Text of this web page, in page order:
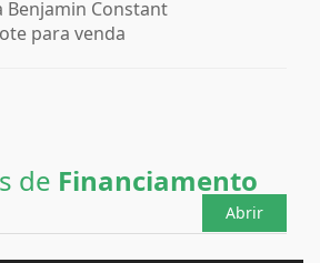
Benjamin Constant
para venda
de Financiamento
Abrir